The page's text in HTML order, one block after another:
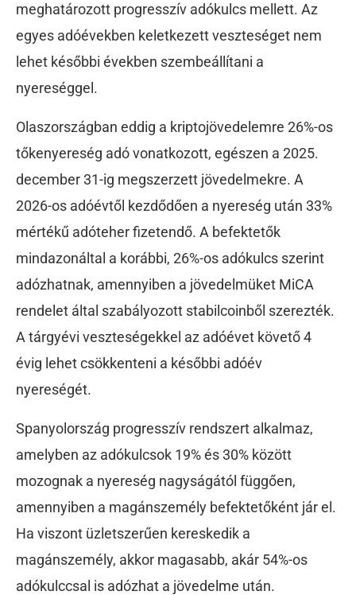
meghatározott progresszív adókulcs mellett. Az
egyes adóévekben keletkezett veszteséget nem
lehet későbbi években szembeállítani a
nyereséggel.
Olaszországban eddig a kriptojövedelemre 26%-os
tőkenyereség adó vonatkozott, egészen a 2025.
december 31-ig megszerzett jövedelmekre. A
2026-os adóévtől kezdődően a nyereség után 33%
mértékű adóteher fizetendő. A befektetők
mindazonáltal a korábbi, 26%-os adókulcs szerint
adózhatnak, amennyiben a jövedelmüket MiCA
rendelet által szabályozott stabilcoinből szerezték.
A tárgyévi veszteségekkel az adóévet követő 4
évig lehet csökkenteni a későbbi adóév
nyereségét.
Spanyolország progresszív rendszert alkalmaz,
amelyben az adókulcsok 19% és 30% között
mozognak a nyereség nagyságától függően,
amennyiben a magánszemély befektetőként jár el.
Ha viszont üzletszerűen kereskedik a
magánszemély, akkor magasabb, akár 54%-os
adókulccsal is adózhat a jövedelme után.